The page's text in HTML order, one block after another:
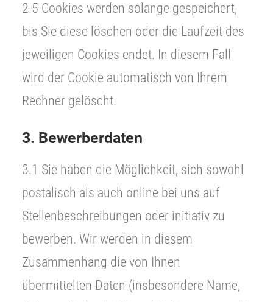
2.5 Cookies werden solange gespeichert,
bis Sie diese löschen oder die Laufzeit des
jeweiligen Cookies endet. In diesem Fall
wird der Cookie automatisch von Ihrem
Rechner gelöscht.
3. Bewerberdaten
3.1 Sie haben die Möglichkeit, sich sowohl
postalisch als auch online bei uns auf
Stellenbeschreibungen oder initiativ zu
bewerben. Wir werden in diesem
Zusammenhang die von Ihnen
übermittelten Daten (insbesondere Name,